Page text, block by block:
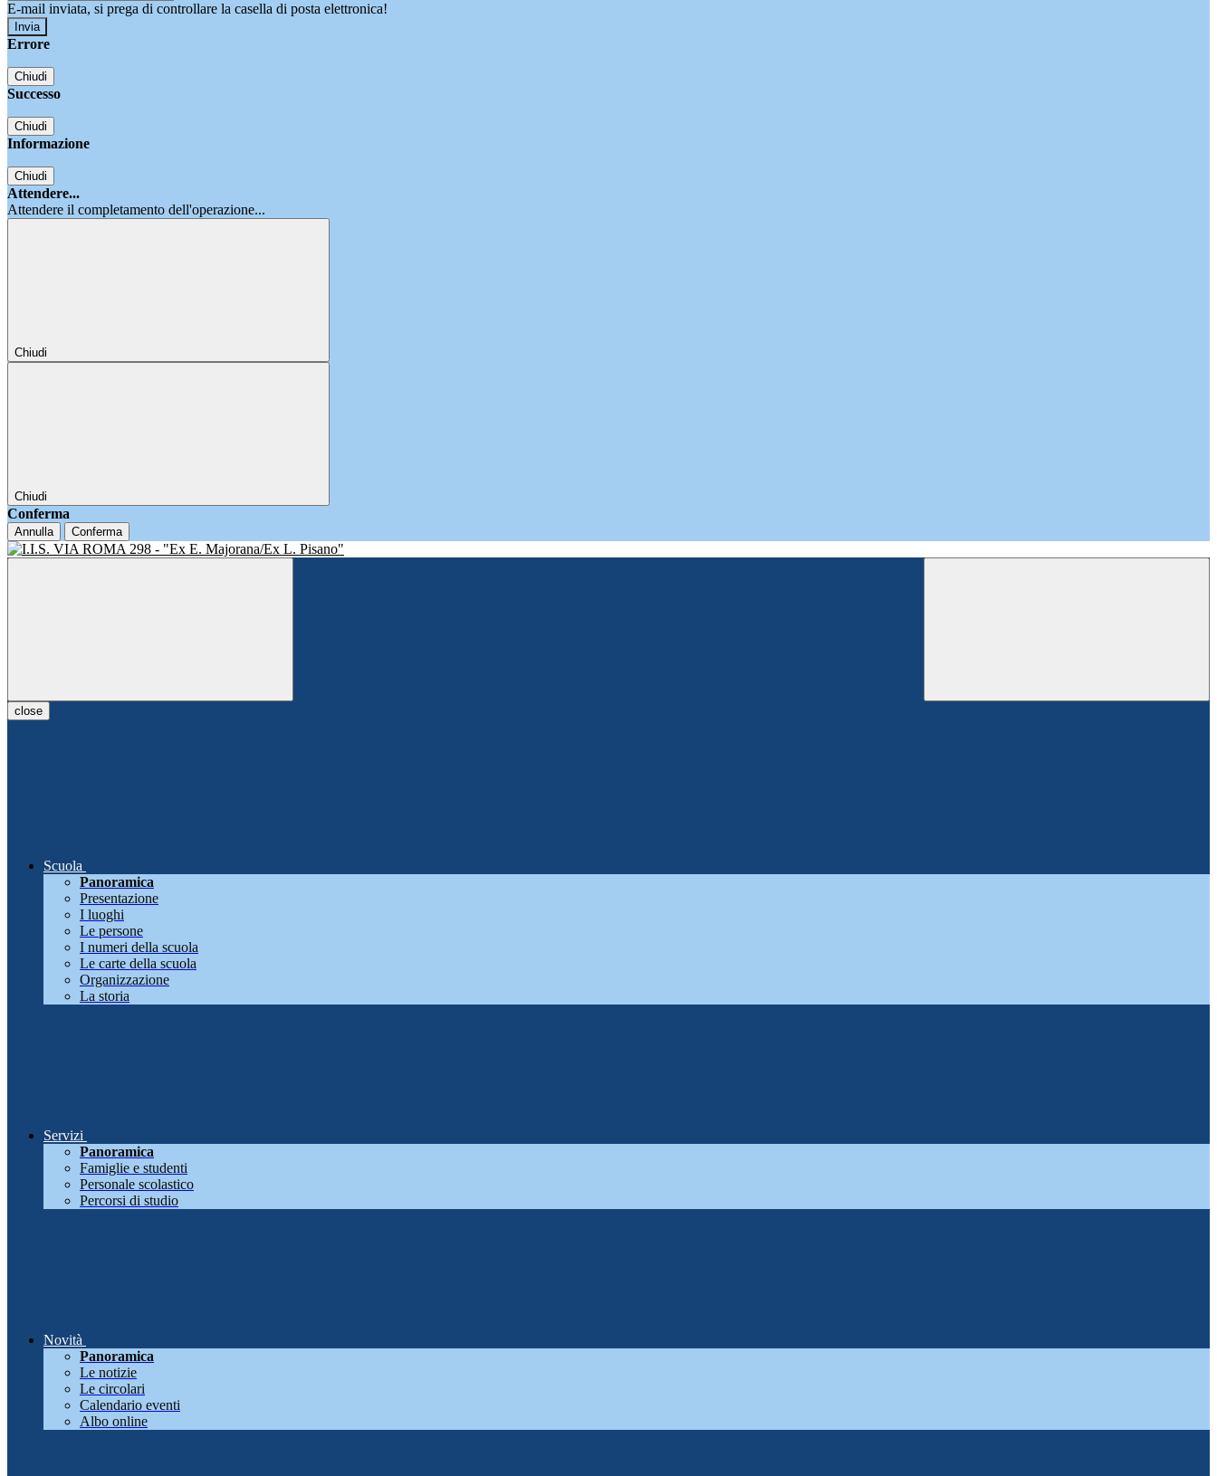
E-mail inviata, si prega di controllare la casella di posta elettronica!
Errore
Chiudi
Successo
Chiudi
Informazione
Chiudi
Attendere...
Attendere il completamento dell'operazione...
Chiudi
Chiudi
Conferma
Annulla Conferma
close
Scuola
Panoramica
Presentazione
I luoghi
Le persone
I numeri della scuola
Le carte della scuola
Organizzazione
La storia
Servizi
Panoramica
Famiglie e studenti
Personale scolastico
Percorsi di studio
Novità
Panoramica
Le notizie
Le circolari
Calendario eventi
Albo online